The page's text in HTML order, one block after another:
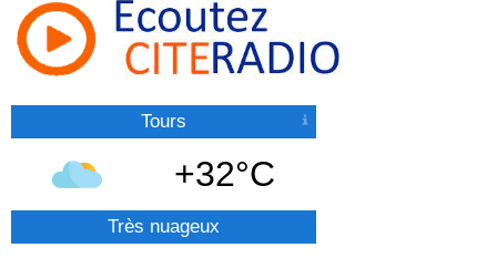
Tours
+32°C
Très nuageux